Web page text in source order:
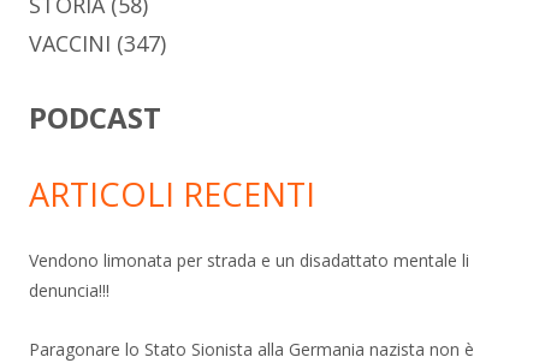
VACCINI (347)
PODCAST
ARTICOLI RECENTI
Vendono limonata per strada e un disadattato mentale li
denuncia!!!
Paragonare lo Stato Sionista alla Germania nazista non è